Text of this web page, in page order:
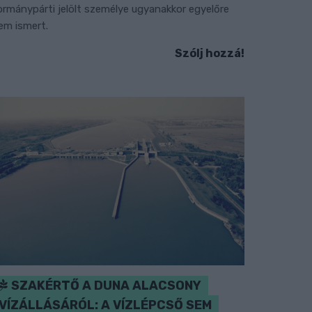
jelölt személye ugyanakkor egyelőre
ismert.
Szólj hozzá!
SZAKÉRTŐ A DUNA ALACSONY
A VÍZLÉPCSŐ SEM